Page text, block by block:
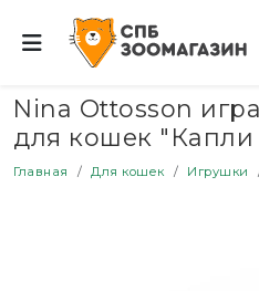
Nina Ottosson
для кошек
Главная Для кошек Игрушки